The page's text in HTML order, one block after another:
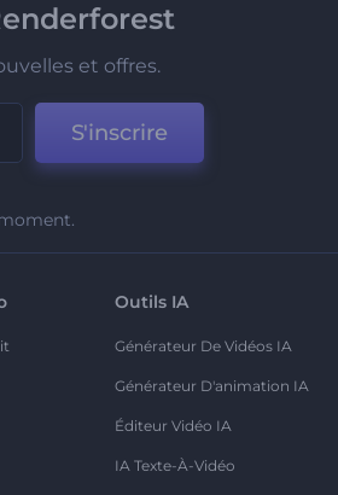
et offres.
S'inscrire
Outils IA
Générateur De Vidéos IA
Générateur D'animation IA
Éditeur Vidéo IA
IA Texte-À-Vidéo